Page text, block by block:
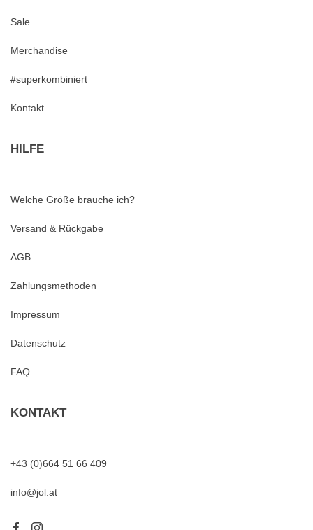
Sale
Merchandise
#superkombiniert
Kontakt
HILFE
Welche Größe brauche ich?
Versand & Rückgabe
AGB
Zahlungsmethoden
Impressum
Datenschutz
FAQ
KONTAKT
+43 (0)664 51 66 409
info@jol.at